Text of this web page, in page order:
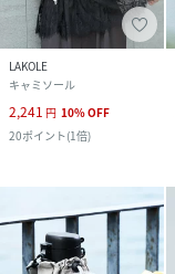
LAKOLE
キャミソール
2,241 円 10%OFF
20ポイント(1倍)